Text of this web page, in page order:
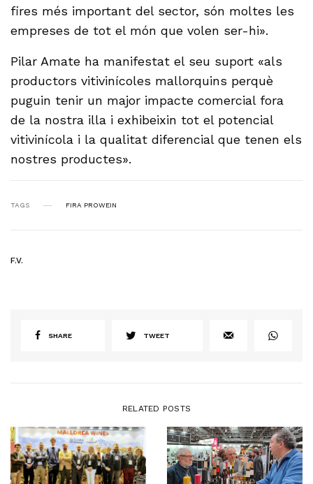
fires més important del sector, són moltes les
empreses de tot el món que volen ser-hi».
Pilar Amate ha manifestat el seu suport «als
productors vitivinícoles mallorquins perquè
puguin tenir un major impacte comercial fora
de la nostra illa i exhibeixin tot el potencial
vitivinícola i la qualitat diferencial que tenen els
nostres productes».
TAGS FIRA PROWEIN
F.V.
SHARE TWEET
RELATED POSTS